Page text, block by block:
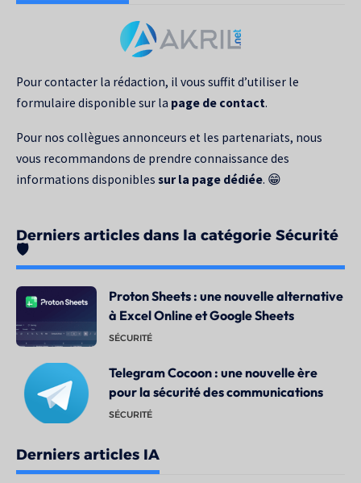
recherche
Pour contacter la rédaction, il vous suffit d’utiliser le
formulaire disponible sur la page de contact.
Pour nos collègues annonceurs et les partenariats, nous
vous recommandons de prendre connaissance des
informations disponibles sur la page dédiée. 😁
Derniers articles dans la catégorie Sécurité
🛡️
Proton Sheets : une nouvelle alternative
à Excel Online et Google Sheets
SÉCURITÉ
Telegram Cocoon : une nouvelle ère
pour la sécurité des communications
SÉCURITÉ
Derniers articles IA